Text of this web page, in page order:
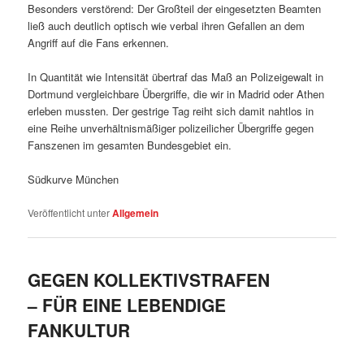
Besonders verstörend: Der Großteil der eingesetzten Beamten
ließ auch deutlich optisch wie verbal ihren Gefallen an dem
Angriff auf die Fans erkennen.
In Quantität wie Intensität übertraf das Maß an Polizeigewalt in
Dortmund vergleichbare Übergriffe, die wir in Madrid oder Athen
erleben mussten. Der gestrige Tag reiht sich damit nahtlos in
eine Reihe unverhältnismäßiger polizeilicher Übergriffe gegen
Fanszenen im gesamten Bundesgebiet ein.
Südkurve München
Veröffentlicht unterAllgemein
GEGEN KOLLEKTIVSTRAFEN
– FÜR EINE LEBENDIGE
FANKULTUR